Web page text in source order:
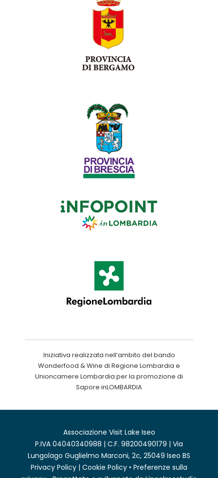
Iniziativa realizzata nell’ambito del bando
Wonderfood & Wine di Regione Lombardia e
Unioncamere Lombardia per la promozione di
Sapore inLOMBARDIA
Associazione Visit Lake Iseo
P.IVA 04040340988 | C.F. 98200490179 | Via
Lungolago Guglielmo Marconi, 2c, 25049 Iseo BS
Privacy Policy | Cookie Policy • Preferenze sulla